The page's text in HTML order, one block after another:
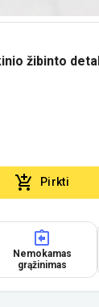
žibinto
Pirkti
Nemokamas
grąžinimas